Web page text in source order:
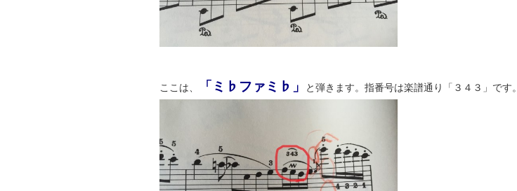
ここは、 「ミ♭ファミ♭」 と弾きます。指番号は楽譜通り「３４３」です。